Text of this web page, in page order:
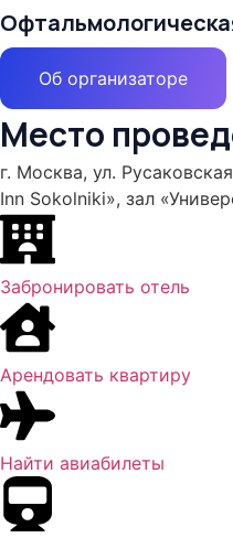
Об организаторе
Место
г. Москва, ул.
Inn Sokolniki», зал
Забронировать отель
Арендовать квартиру
Найти авиабилеты